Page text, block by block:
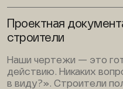
Проектная
строители
Наши чертежи — это
действию. Никаких
в виду?». Строители